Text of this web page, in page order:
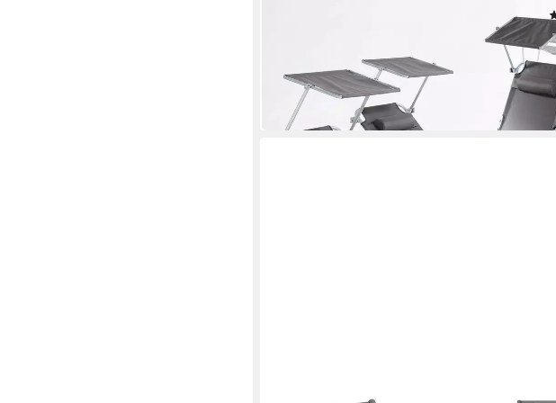
Gartenliege Klappbare Sonnenliege mit
69,90 € UVP119,90 €
in 2-3 Werktagen bei dir